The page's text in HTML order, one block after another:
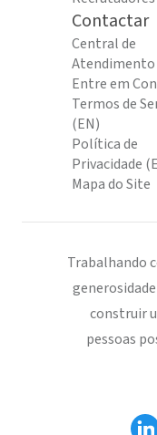
Contactar
Central de
Atendimento
Entre em
Termos de
(EN)
Política de
Privacidade
Mapa do Site
Trabalhando
construir
pessoas